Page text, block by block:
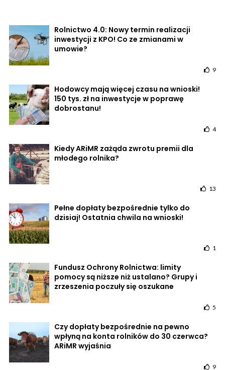
Rolnictwo 4.0: Nowy termin realizacji
inwestycji z KPO! Co ze zmianami w
umowie?
9
Hodowcy mają więcej czasu na wnioski!
150 tys. zł na inwestycje w poprawę
dobrostanu!
4
Kiedy ARiMR zażąda zwrotu premii dla
młodego rolnika?
13
Pełne dopłaty bezpośrednie tylko do
dzisiaj! Ostatnia chwila na wnioski!
1
Fundusz Ochrony Rolnictwa: limity
pomocy są niższe niż ustalano? Grupy i
zrzeszenia poczuły się oszukane
5
Czy dopłaty bezpośrednie na pewno
wpłyną na konta rolników do 30 czerwca?
ARiMR wyjaśnia
9